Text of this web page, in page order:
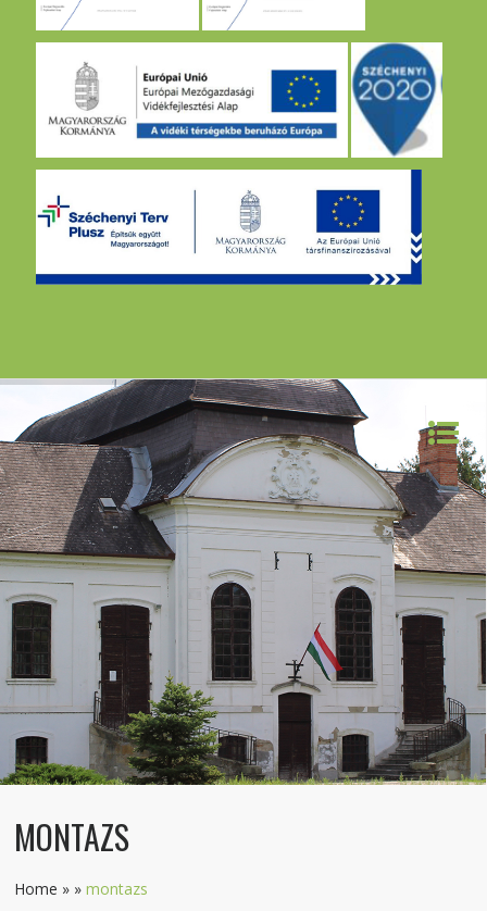
MONTAZS
Home » »montazs